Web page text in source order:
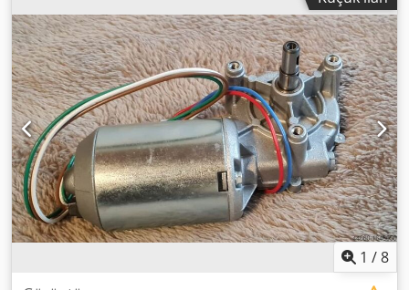
MALZEMELER ÜZERİNE BASKILAR) • Solvent mürekkepli
büyük formatlı yazıcı • Solvent bazlı mürekkep: 6 renk
(4CMYK+2CM açık) • Baskı genişliği: 3,2 M (3200 mm) • 24
piezoelektrik Spectra yüksek performanslı baskı kafası •
600 dpi (çift taraflı baskı) • Maksimum. 230 KG'a kadar rulo
ağırlığı • 64 m2/h'ye kadar • Jeti Yazılımı RIP (E9YC4000)
Ekipman / daha fazla bilgi: • Taşıyıcı geri sarma ünitesi: Jeti
3M Solvent (E9WF2000) • Retro Isıtıcı Ünitesi (E9ZZL000) •
Jeti Spectra kafa 24 SL PH 3324 (E91UE000) Chsdpfxewh
Shce Aqvsa • Vinil Yükleyici (E9WKB000) • Vinil Rulo Takımı
(E9ZUA000) • Jeti 3324 (E9V4C000) için yedek parça seti •
Arka aydınlatmalı kamera (E9Z2P) • Yeni filtrelerin tam seti
(12 parça) • 10 metre uzunluğunda yeni hortumlar da
dahildir • Üç set yeni konektör • Makinenin mürekkep
sistemi için orijinal temizleme cihazı Tüm makine üzerinde
1 /8